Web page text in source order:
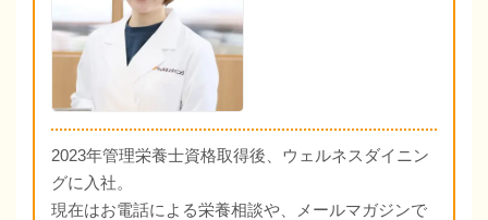
2023年管理栄養士資格取得後、ウェルネスダイニン
グに入社。
現在はお電話による栄養相談や、メールマガジンで